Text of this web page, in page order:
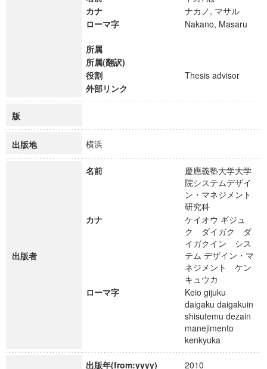
カナ
ナカノ, マサル
ローマ字
Nakano, Masaru
所属
所属(翻訳)
役割
Thesis advisor
外部リンク
版
出版地 横浜
出版者
名前
慶應義塾大学大学
院システムデザイ
ン・マネジメント
研究科
カナ
ケイオウ ギジュ
ク ダイガク ダ
イガクイン シス
テム デザイン・マ
ネジメント ケン
キュウカ
ローマ字
Keio gijuku
daigaku daigakuin
shisutemu dezain
manejimento
kenkyuka
出版年(from:yyyy)
2010